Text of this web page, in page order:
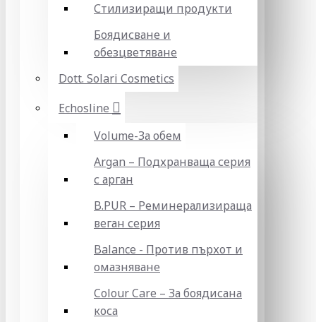
Стилизиращи продукти
Боядисване и
обезцветяване
Dott. Solari Cosmetics
Echosline
Volume-За обем
Argan – Подхранваща серия
с арган
B.PUR – Реминерализираща
веган серия
Balance - Против пърхот и
омазняване
Colour Care – За боядисана
коса